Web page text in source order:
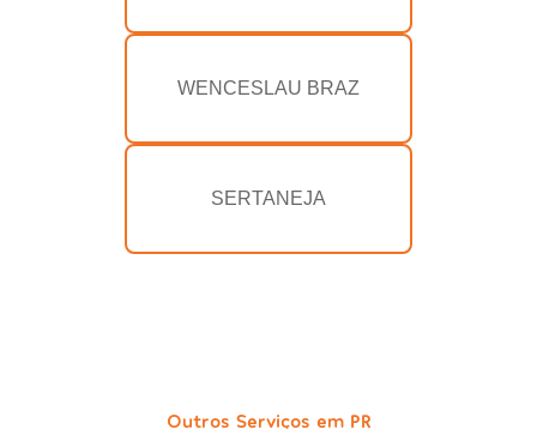
WENCESLAU BRAZ
SERTANEJA
Outros Serviços em PR